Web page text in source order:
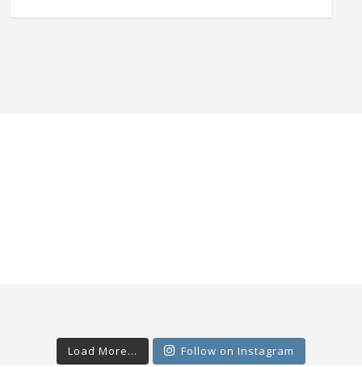
Load More... Follow on Instagram